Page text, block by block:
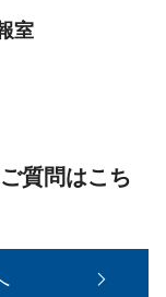
室
質問はこち